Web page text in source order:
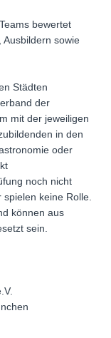
bewertet
Ausbildern sowie
Städten
der
mit der jeweiligen
in den
oder
noch nicht
spielen keine Rolle.
können aus
sein.